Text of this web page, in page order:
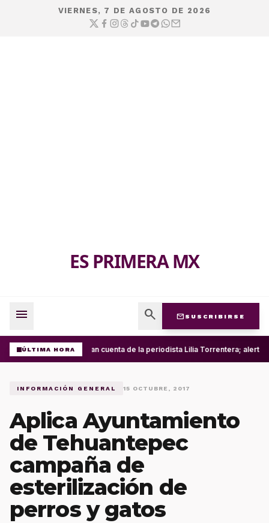
VIERNES, 7 DE AGOSTO DE 2026
ES PRIMERA MX
menu search mail SUSCRIBIRSE
ÚLTIMA HORA Roban cuenta de la periodista Lilia Torrentera;
INFORMACIÓN GENERAL 15 OCTUBRE, 2017
Aplica Ayuntamiento
de Tehuantepec
campaña de
esterilización de
perros y gatos